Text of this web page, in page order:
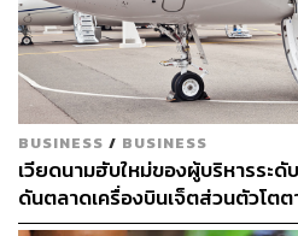
BUSINESS / BUSINESS
เวียดนามฮับใหม่ของผู้บริหารระดั
ดันตลาดเครื่องบินเจ็ตส่วนตัวโตต